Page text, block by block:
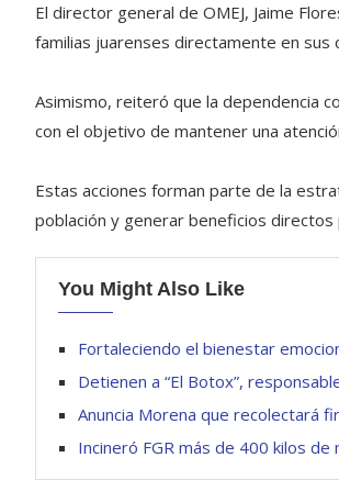
El director general de OMEJ, Jaime
familias juarenses directamente en
Asimismo, reiteró que la dependencia
con el objetivo de mantener una
Estas acciones forman parte de la
población y generar beneficios directos
You Might Also Like
Fortaleciendo el bienestar
Detienen a “El Botox”,
Anuncia Morena que recolectará
Incineró FGR más de 400 kilos de